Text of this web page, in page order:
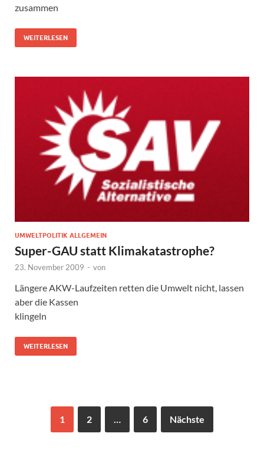
zusammen
WEITERLESEN
UMWELTPOLITIK ALLGEMEIN
Super-GAU statt Klimakatastrophe?
23. November 2009 - von
Längere AKW-Laufzeiten retten die Umwelt nicht, lassen
aber die Kassen
klingeln
WEITERLESEN
1 2 6 Nächste